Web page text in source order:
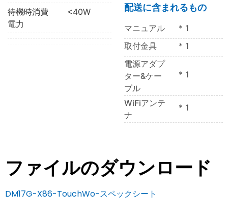
待機時消費
電力
<40W 配送に含まれるもの
マニュアル
* 1
取付金具
* 1
電源アダプ
ター&ケー
ブル
* 1
WiFiアンテ
ナ
* 1
ファイルのダウンロード
DM17G-X86-TouchWo-スペックシート